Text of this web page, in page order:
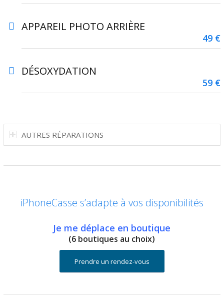
APPAREIL PHOTO ARRIÈRE
49 €
DÉSOXYDATION
59 €
AUTRES RÉPARATIONS
iPhoneCasse s’adapte à vos disponibilités
Je me déplace en boutique
(6 boutiques au choix)
Prendre un rendez-vous